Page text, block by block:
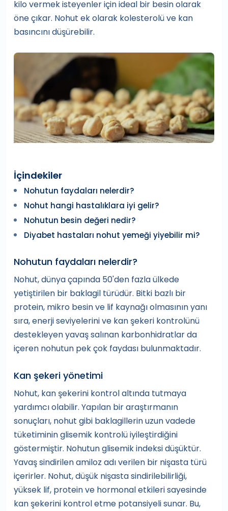
kilo vermek isteyenler için ideal bir besin olarak
öne çıkar. Nohut ek olarak kolesterolü ve kan
basıncını düşürebilir.
İçindekiler
Nohutun faydaları nelerdir?
Nohut hangi hastalıklara iyi gelir?
Nohutun besin değeri nedir?
Diyabet hastaları nohut yemeği yiyebilir mi?
Nohutun faydaları nelerdir?
Nohut, dünya çapında 50'den fazla ülkede
yetiştirilen bir baklagil türüdür. Bitki bazlı bir
protein, mikro besin ve lif kaynağı olmasının yanı
sıra, enerji seviyelerini ve kan şekeri kontrolünü
destekleyen yavaş salınan karbonhidratlar da
içeren nohutun pek çok faydası bulunmaktadır.
Kan şekeri yönetimi
Nohut, kan şekerini kontrol altında tutmaya
yardımcı olabilir. Yapılan bir araştırmanın
sonuçları, nohut gibi baklagillerin uzun vadede
tüketiminin glisemik kontrolü iyileştirdiğini
göstermiştir. Nohutun glisemik indeksi düşüktür.
Yavaş sindirilen amiloz adı verilen bir nişasta türü
içerirler. Nohut, düşük nişasta sindirilebilirliği,
yüksek lif, protein ve hormonal etkileri sayesinde
kan şekerini kontrol etme potansiyeli sunar. Bu,